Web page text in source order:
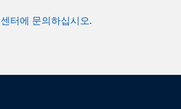
터에 문의하십시오.